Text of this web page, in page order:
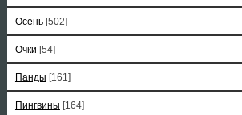
Осень [502]
Очки [54]
Панды [161]
Пингвины [164]